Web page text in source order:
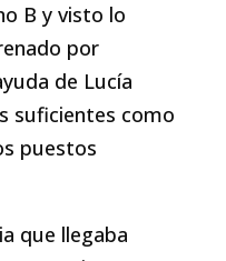
B y visto lo
por
de Lucía
suficientes como
puestos
que llegaba